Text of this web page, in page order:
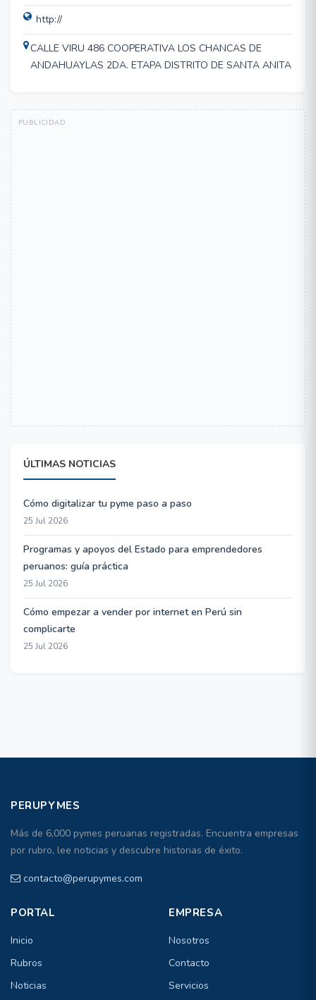
http://
CALLE VIRU 486 COOPERATIVA LOS CHANCAS DE
ANDAHUAYLAS 2DA. ETAPA DISTRITO DE SANTA ANITA
ÚLTIMAS NOTICIAS
Cómo digitalizar tu pyme paso a paso
25 Jul 2026
Programas y apoyos del Estado para emprendedores
peruanos: guía práctica
25 Jul 2026
Cómo empezar a vender por internet en Perú sin
complicarte
25 Jul 2026
PERUPYMES
Más de 6,000 pymes peruanas registradas. Encuentra empresas
por rubro, lee noticias y descubre historias de éxito.
contacto@perupymes.com
PORTAL
Inicio
Rubros
Noticias
EMPRESA
Nosotros
Contacto
Servicios